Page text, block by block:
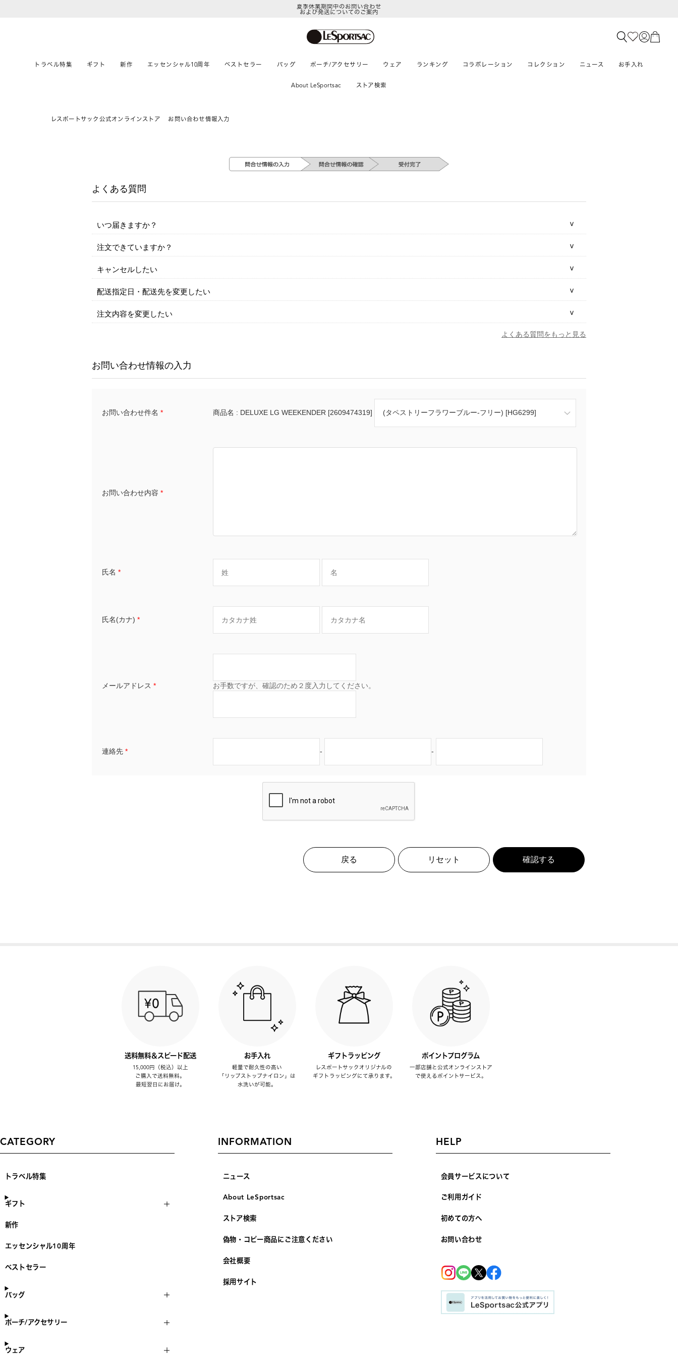
夏季休業期間中のお問い合わせ
および発送についてのご案内
トラベル特集 ギフト 新作 エッセンシャル10周年 ベストセラー バッグ ポーチ/アクセサリー ウェア ランキング コラボレーション コレクション ニュース お手入れ
About LeSportsac ストア検索
レスポートサック公式オンラインストア お問い合わせ情報入力
よくある質問
いつ届きますか？
注文できていますか？
キャンセルしたい
配送指定日・配送先を変更したい
注文内容を変更したい
よくある質問をもっと見る
お問い合わせ情報の入力
お問い合わせ件名 * 商品名 : DELUXE LG WEEKENDER [2609474319]
お問い合わせ内容 *
氏名 *
氏名(カナ) *
メールアドレス * お手数ですが、確認のため２度入力してください。
連絡先 * - -
戻る リセット 確認する
送料無料＆スピード配送
15,000円（税込）以上
ご購入で送料無料。
最短翌日にお届け。
お手入れ
軽量で耐久性の高い
「リップストップナイロン」は
水洗いが可能。
ギフトラッピング
レスポートサックオリジナルの
ギフトラッピングにて承ります。
ポイントプログラム
一部店舗と公式オンラインストア
で使えるポイントサービス。
CATEGORY
トラベル特集
ギフト
新作
エッセンシャル10周年
ベストセラー
バッグ
ポーチ/アクセサリー
ウェア
INFORMATION
ニュース
About LeSportsac
ストア検索
偽物・コピー商品にご注意ください
会社概要
採用サイト
HELP
会員サービスについて
ご利用ガイド
初めての方へ
お問い合わせ